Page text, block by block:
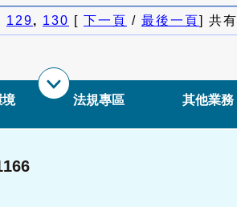
129, 130 [ 下一頁 / 最後一頁] 共有
境 法規專區 其他業務